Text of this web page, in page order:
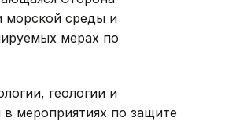
морской среды и
мерах по
геологии и
мероприятиях по защите